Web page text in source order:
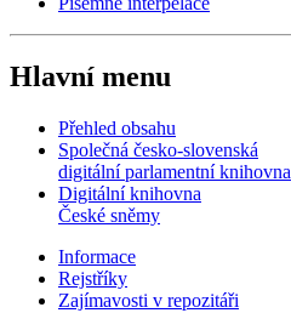
Hlavní menu
Přehled obsahu
Společná česko-slovenská
digitální parlamentní knihovna
Digitální knihovna
České sněmy
Informace
Rejstříky
Zajímavosti v repozitáři